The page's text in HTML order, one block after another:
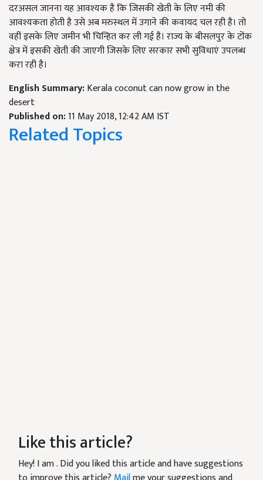
दरअसल जानना यह आवश्यक है कि जिसकी खेती के लिए नमी की
आवश्यकता होती है उसे अब मरुस्थल में उगाने की कवायद चल रही है। तो
वहीं इसके लिए जमीन भी चिन्हित कर ली गई है। राज्य के बीसलपुर के टोंक
क्षेत्र में इसकी खेती की जाएगी जिसके लिए सरकार सभी सुविधाएं उपलब्ध
करा रही है।
English Summary:Kerala coconut can now grow in the
desert
Published on:11 May 2018, 12:42 AM IST
Related Topics
Like this article?
Hey! I am. Did you liked this article and have suggestions